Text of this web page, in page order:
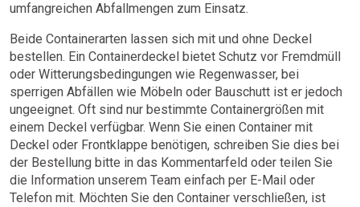
umfangreichen Abfallmengen zum Einsatz.
Beide Containerarten lassen sich mit und ohne Deckel
bestellen. Ein Containerdeckel bietet Schutz vor Fremdmüll
oder Witterungsbedingungen wie Regenwasser, bei
sperrigen Abfällen wie Möbeln oder Bauschutt ist er jedoch
ungeeignet. Oft sind nur bestimmte Containergrößen mit
einem Deckel verfügbar. Wenn Sie einen Container mit
Deckel oder Frontklappe benötigen, schreiben Sie dies bei
der Bestellung bitte in das Kommentarfeld oder teilen Sie
die Information unserem Team einfach per E-Mail oder
Telefon mit. Möchten Sie den Container verschließen, ist